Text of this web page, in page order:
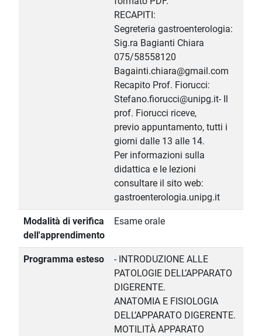
RECAPITI:
Segreteria gastroenterologia:
Sig.ra Bagianti Chiara
075/58558120
Bagainti.chiara@gmail.com
Recapito Prof. Fiorucci:
Stefano.fiorucci@unipg.it- Il
prof. Fiorucci riceve,
previo appuntamento, tutti i
giorni dalle 13 alle 14.
Per informazioni sulla
didattica e le lezioni
consultare il sito web:
gastroenterologia.unipg.it
Modalità di verifica
dell'apprendimento
Esame orale
Programma esteso
- INTRODUZIONE ALLE
PATOLOGIE DELL’APPARATO
DIGERENTE.
ANATOMIA E FISIOLOGIA
DELL’APPARATO DIGERENTE.
MOTILITÀ APPARATO